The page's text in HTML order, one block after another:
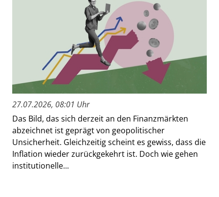
27.07.2026, 08:01 Uhr
Das Bild, das sich derzeit an den Finanzmärkten
abzeichnet ist geprägt von geopolitischer
Unsicherheit. Gleichzeitig scheint es gewiss, dass die
Inflation wieder zurückgekehrt ist. Doch wie gehen
institutionelle...